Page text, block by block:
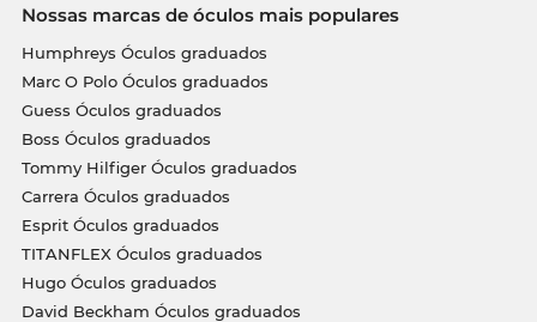
Nossas marcas de óculos mais populares
Humphreys Óculos graduados
Marc O Polo Óculos graduados
Guess Óculos graduados
Boss Óculos graduados
Tommy Hilfiger Óculos graduados
Carrera Óculos graduados
Esprit Óculos graduados
TITANFLEX Óculos graduados
Hugo Óculos graduados
David Beckham Óculos graduados